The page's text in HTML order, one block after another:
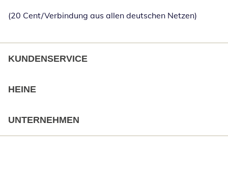
(20 Cent/Verbindung aus allen deutschen Netzen)
KUNDENSERVICE
HEINE
UNTERNEHMEN